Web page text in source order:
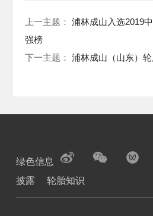
上一主题：浦林成山入选2019
强榜
下一主题：浦林成山（山东）
绿色信息
披露
轮胎知识